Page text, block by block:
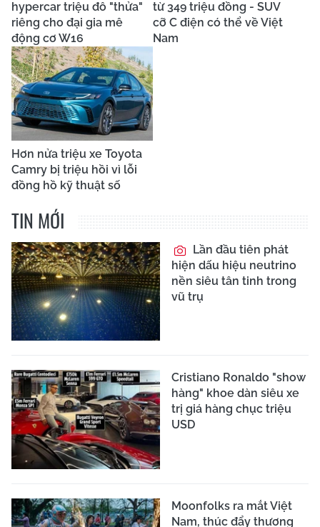
hypercar triệu đô "thửa"
riêng cho đại gia mê
động cơ W16
từ 349 triệu đồng - SUV
cỡ C điện có thể về Việt
Nam
Hơn nửa triệu xe Toyota
Camry bị triệu hồi vì lỗi
đồng hồ kỹ thuật số
TIN MỚI
Lần đầu tiên phát
hiện dấu hiệu neutrino
nền siêu tân tinh trong
vũ trụ
Cristiano Ronaldo "show
hàng" khoe dàn siêu xe
trị giá hàng chục triệu
USD
Moonfolks ra mắt Việt
Nam, thúc đẩy thương